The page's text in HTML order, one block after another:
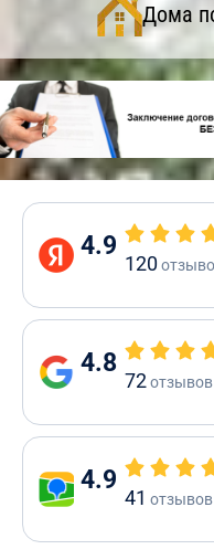
Дома
4.9
120
4.8
72отзывов
4.9
41 отзывов